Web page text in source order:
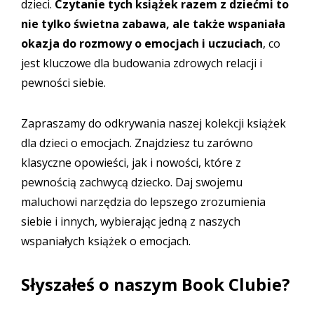
dzieci. Czytanie tych książek razem z dziećmi to
nie tylko świetna zabawa, ale także wspaniała
okazja do rozmowy o emocjach i uczuciach, co
jest kluczowe dla budowania zdrowych relacji i
pewności siebie.
Zapraszamy do odkrywania naszej kolekcji książek
dla dzieci o emocjach. Znajdziesz tu zarówno
klasyczne opowieści, jak i nowości, które z
pewnością zachwycą dziecko. Daj swojemu
maluchowi narzędzia do lepszego zrozumienia
siebie i innych, wybierając jedną z naszych
wspaniałych książek o emocjach.
Słyszałeś o naszym Book Clubie?